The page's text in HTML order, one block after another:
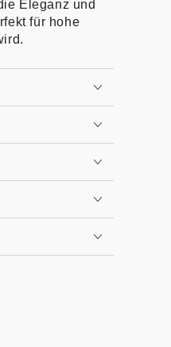
Eleganz und
für hohe